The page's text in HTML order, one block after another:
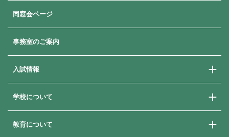
同窓会ページ
事務室のご案内
入試情報
学校説明会
よくある質問
学校について
ご挨拶
教育について